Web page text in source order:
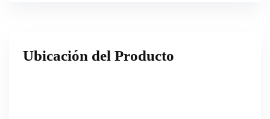
Ubicación del Producto